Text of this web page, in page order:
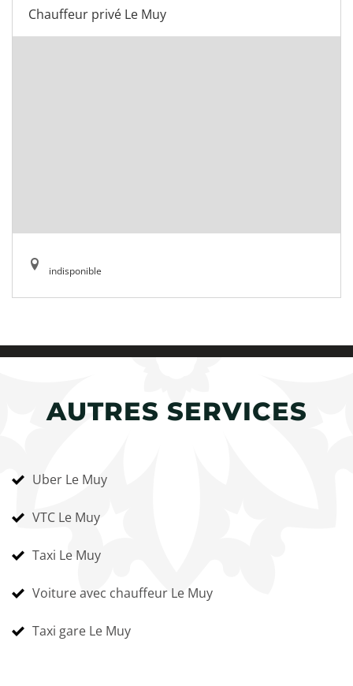
Chauffeur privé Le Muy
indisponible
AUTRES SERVICES
Uber Le Muy
VTC Le Muy
Taxi Le Muy
Voiture avec chauffeur Le Muy
Taxi gare Le Muy